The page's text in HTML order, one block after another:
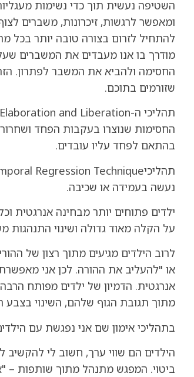
השטיפה נעשית תוך כדי נשימות
ומאפשר לרגשות, זיכרונות, משברים
להתחיל לזרום בצורה טובה יותר בכל
מודרך בו אנו מעבדים את המשברים
החסימה ולהביא את המשבר לפתרון.
שזורמים בתוכם.
החסימות שנוצרו בעקבות הפחד
בהתאם לפחד עליו עובדים.
נעשה בעמידה או שכיבה.
ילדים פתוחים יותר מבחינה אנרגטית
על הקלה מאוד גדולה ושינוי התנהגות
לרוב הילדים מגיעים מתוך רצון של
או "להעליב את ההורה. לכן אני
אנרגטית. הדמיון של ילדים מפותח
מתוך תגובת הגוף שלהם, השינוי
בתהליכי אימון שם אני נפגשת עם
הילדים הם שווי ערך, חשוב לי
ביטוי. המפגש מתנהל מתוך שותפות –